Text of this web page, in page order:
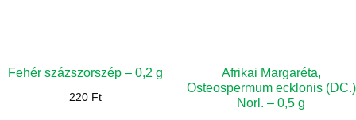
Fehér százszorszép – 0,2 g
220 Ft
Afrikai Margaréta,
Osteospermum ecklonis (DC.)
Norl. – 0,5 g